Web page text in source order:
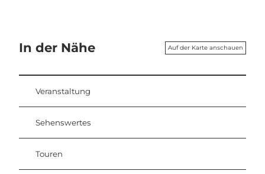
In der Nähe Auf der Karte anschauen
Veranstaltung
Sehenswertes
Touren